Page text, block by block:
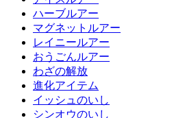
ハーブルアー
マグネットルアー
レイニールアー
おうごんルアー
わざの解放
進化アイテム
イッシュのいし
シンオウのいし